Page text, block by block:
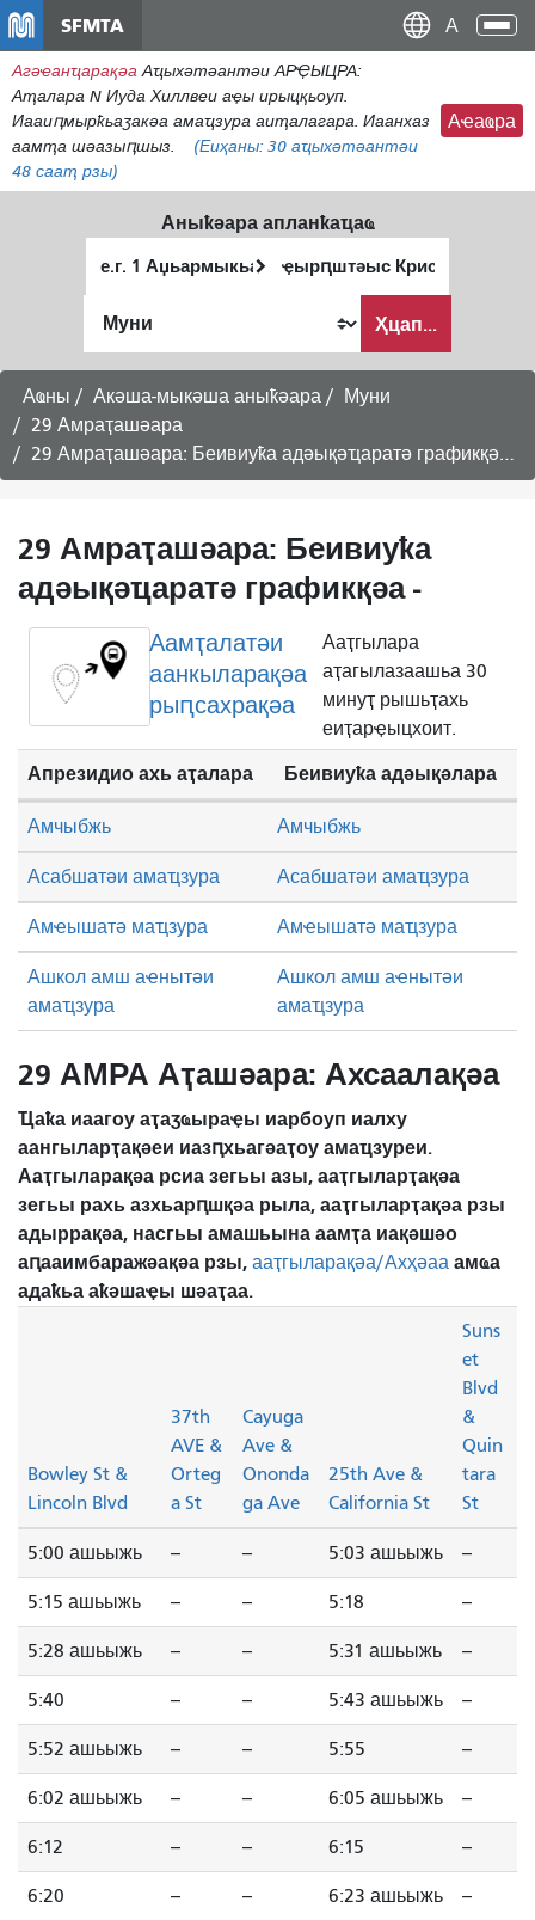
ン
コ
ン
テ
ン
ツ
に
移
SFMTA
Агәҽанҵарақәа Аҵыхәтәантәи АРҾЫЦРА:
Аҭалара N Иуда Хиллвеи аҿы ирыцқьоуп.
Иааиԥмырҟьаӡакәа амаҵзура аиҭалагара. Иаанхаз
аамҭа шәазыԥшыз.
(Еиҳаны: 30 аҵыхәтәантәи
48 сааҭ рзы)
Аҽаҩра
Аныҟәара апланҟаҵаҩ
аҭыԥ
шԥасҭаху
Ҳцап...
Аҩны Акәша-мыкәша аныҟәара
Муни
29 Амраҭашәара
29 Амраҭашәара: Беивиуҟа адәықәҵаратә графикқәа -
29 Амраҭашәара: Беивиуҟа
адәықәҵаратә графикқәа -
Аамҭалатәи
аанкыларақәа
рыԥсахрақәа
Ааҭгылара
аҭагылазаашьа 30
минуҭ рышьҭахь
еиҭарҿыцхоит.
Апрезидио ахь аҭалара Беивиуҟа адәықәлара
Асабшатәи амаҵзура Асабшатәи амаҵзура
Амҽышатә маҵзура Амҽышатә маҵзура
Амчыбжь Амчыбжь
Ашкол амш аҽнытәи
амаҵзура
Ашкол амш аҽнытәи
амаҵзура
29 АМРА Аҭашәара: Ахсаалақәа
Ҵаҟа иаагоу аҭаӡҩыраҿы иарбоуп иалху
аангыларҭақәеи иазԥхьагәаҭоу амаҵзуреи.
Ааҭгыларақәа рсиа зегьы азы, ааҭгыларҭақәа
зегьы рахь азхьарԥшқәа рыла, ааҭгыларҭақәа рзы
адыррақәа, насгьы амашьына аамҭа иақәшәо ​​
аԥааимбаражәақәа рзы, ааҭгыларақәа/Ахҳәаа амҩа
адаҟьа аҟәшаҿы шәаҭаа.
Bowley St &
Lincoln Blvd
37th
AVE &
Orteg
a St
Cayuga
Ave &
Ononda
ga Ave
25th Ave &
California St
Suns
et
Blvd
&
Quin
tara
St
5:00 ашьыжь -- -- 5:03 ашьыжь --
5:15 ашьыжь -- -- 5:18 --
5:28 ашьыжь -- -- 5:31 ашьыжь --
5:40 -- -- 5:43 ашьыжь --
5:52 ашьыжь -- -- 5:55 --
6:02 ашьыжь -- -- 6:05 ашьыжь --
6:12 -- -- 6:15 --
6:20 -- -- 6:23 ашьыжь --